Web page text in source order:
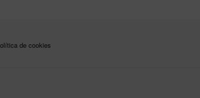
de cookies